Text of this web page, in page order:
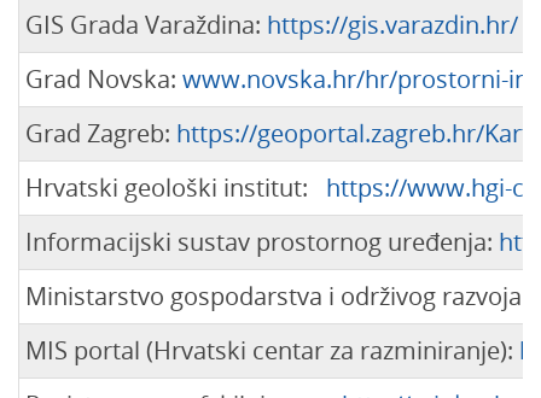
GIS Grada Varaždina: https://gis.varazdin.hr/
Grad Novska: www.novska.hr/hr/prostorni-
Grad Zagreb: https://geoportal.zagreb.hr/
Hrvatski geološki institut: https://www.hgi-
Informacijski sustav prostornog uređenja:
Ministarstvo gospodarstva i održivog razvoja:
MIS portal (Hrvatski centar za razminiranje):